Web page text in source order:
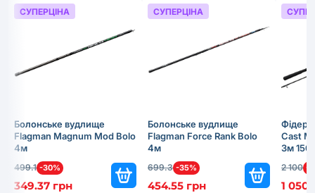
Болонське вудлище
Flagman Magnum Mod Bolo
4м
499.1 -30%
349.37 грн
СУПЕРЦІНА
Болонське вудлище
Flagman Force Rank Bolo
4м
699.3 -35%
454.55 грн
СУПЕРЦІНА
Cast
3м 150г
2 100 -
1 050